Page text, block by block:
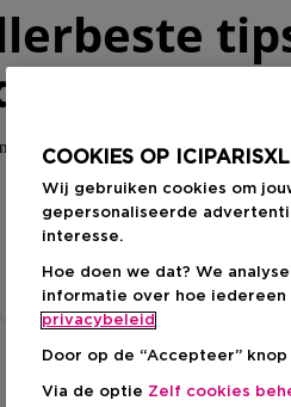
huid
Skincare
COOKIES OP
Wij gebruiken cookies om
gepersonaliseerde
interesse.
Hoe doen we dat? We
informatie over hoe iedereen
privacybeleid
Door op de “Accepteer”
Via de optie Zelf cookies